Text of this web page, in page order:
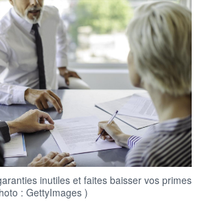
inutiles et faites baisser vos primes
: GettyImages )